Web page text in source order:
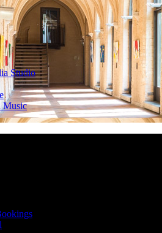
Studio
Music